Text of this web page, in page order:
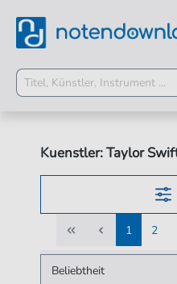
Kuenstler: Taylor
1
1
2
2
3